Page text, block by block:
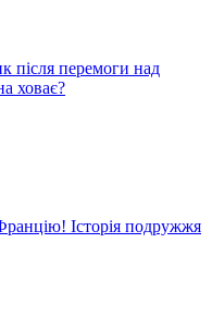
після перемоги над
ховає?
Історія подружжя